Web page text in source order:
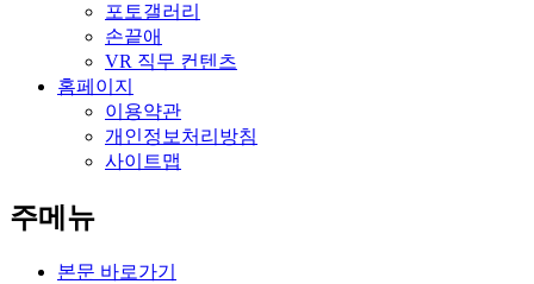
포토갤러리
손끝애
VR 직무 컨텐츠
홈페이지
이용약관
개인정보처리방침
사이트맵
주메뉴
본문 바로가기